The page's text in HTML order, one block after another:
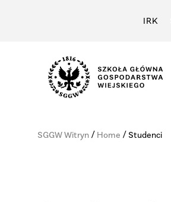
IRK
SGGW Witryn/ Home / Studenci